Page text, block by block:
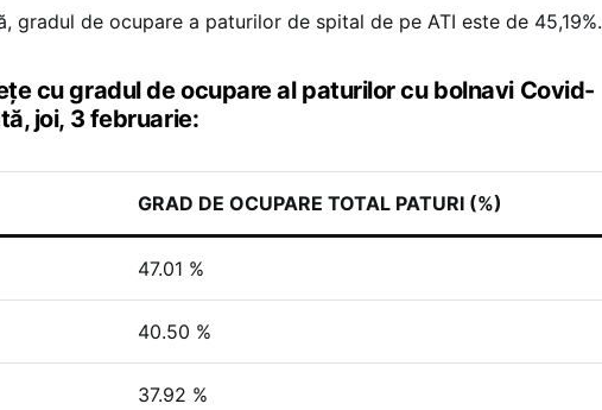
gradul de ocupare a paturilor de spital de pe ATI este de 45,19%.
cu gradul de ocupare al paturilor cu bolnavi Covid-
joi, 3 februarie:
GRAD DE OCUPARE TOTAL PATURI (%)
47.01 %
40.50 %
37.92 %